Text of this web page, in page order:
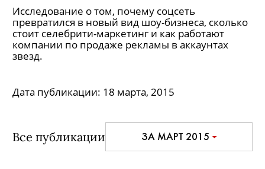
Исследование о том, почему соцсеть
превратился в новый вид шоу-бизнеса, сколько
стоит селебрити-маркетинг и как работают
компании по продаже рекламы в аккаунтах
звезд.
Дата публикации: 18 марта, 2015
Все публикации ЗА МАРТ 2015